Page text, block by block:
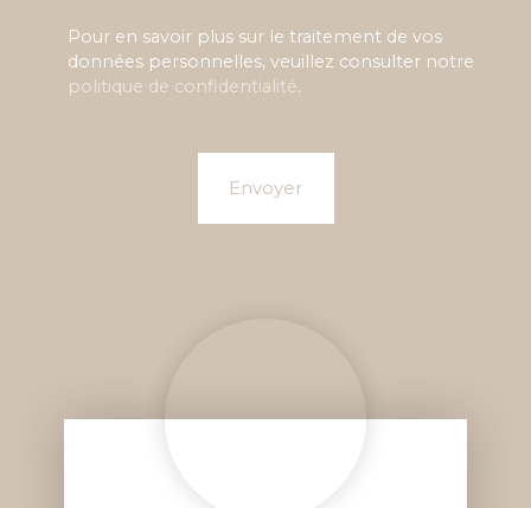
Pour en savoir plus sur le traitement de vos
données personnelles, veuillez consulter notre
politique de confidentialité.
Envoyer